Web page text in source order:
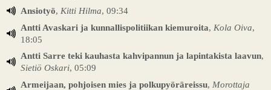
Ansiotyö, Kitti Hilma, 09:34
Antti Avaskari ja kunnallispolitiikan kiemuroita, Kola Oiva,
18:05
Antti Sarre teki kauhasta kahvipannun ja lapintakista laavun,
Sietiö Oskari, 05:09
Armeijaan, pohjoisen mies ja polkupyöräreissu, Morottaja